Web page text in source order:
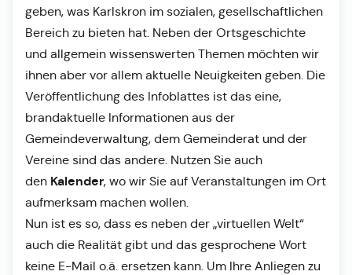
geben, was Karlskron im sozialen, gesellschaftlichen
Bereich zu bieten hat. Neben der Ortsgeschichte
und allgemein wissenswerten Themen möchten wir
ihnen aber vor allem aktuelle Neuigkeiten geben. Die
Veröffentlichung des Infoblattes ist das eine,
brandaktuelle Informationen aus der
Gemeindeverwaltung, dem Gemeinderat und der
Vereine sind das andere. Nutzen Sie auch
den Kalender, wo wir Sie auf Veranstaltungen im Ort
aufmerksam machen wollen.
Nun ist es so, dass es neben der „virtuellen Welt“
auch die Realität gibt und das gesprochene Wort
keine E-Mail o.ä. ersetzen kann. Um Ihre Anliegen zu